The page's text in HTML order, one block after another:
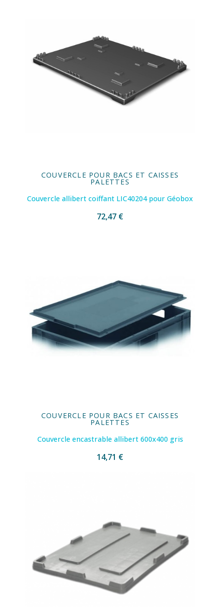
COUVERCLE POUR BACS ET CAISSES
PALETTES
Couvercle allibert coiffant LIC40204 pour Géobox
72,47 €
COUVERCLE POUR BACS ET CAISSES
PALETTES
Couvercle encastrable allibert 600x400 gris
14,71 €